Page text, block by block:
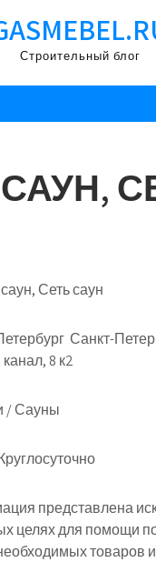
Строительный блог
Сеть саун
Санкт-
8 к2
/ Сауны
представлена
целях для помощи
товаров